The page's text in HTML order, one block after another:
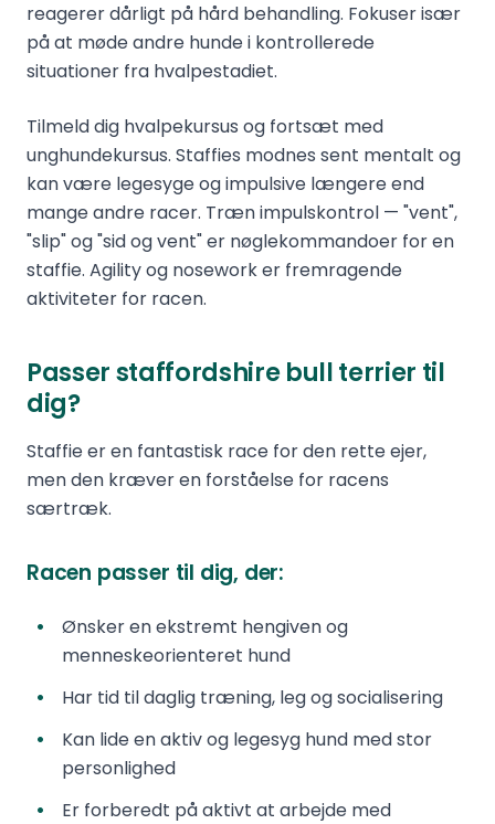
reagerer dårligt på hård behandling. Fokuser især
på at møde andre hunde i kontrollerede
situationer fra hvalpestadiet.
Tilmeld dig hvalpekursus og fortsæt med
unghundekursus. Staffies modnes sent mentalt og
kan være legesyge og impulsive længere end
mange andre racer. Træn impulskontrol — "vent",
"slip" og "sid og vent" er nøglekommandoer for en
staffie. Agility og nosework er fremragende
aktiviteter for racen.
Passer staffordshire bull terrier til
dig?
Staffie er en fantastisk race for den rette ejer,
men den kræver en forståelse for racens
særtræk.
Racen passer til dig, der:
Ønsker en ekstremt hengiven og
menneskeorienteret hund
Har tid til daglig træning, leg og socialisering
Kan lide en aktiv og legesyg hund med stor
personlighed
Er forberedt på aktivt at arbejde med